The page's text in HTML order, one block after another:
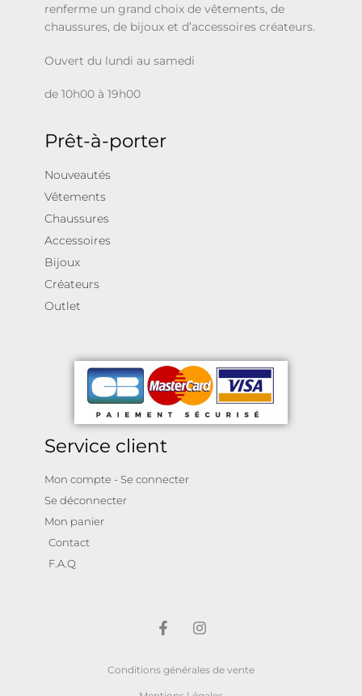
renferme un grand choix de vêtements, de
chaussures, de bijoux et d’accessoires créateurs.
Ouvert du lundi au samedi
de 10h00 à 19h00
Prêt-à-porter
Nouveautés
Vêtements
Chaussures
Accessoires
Bijoux
Créateurs
Outlet
Service client
Mon compte - Se connecter
Se déconnecter
Mon panier
Contact
F.A.Q
Conditions générales de vente